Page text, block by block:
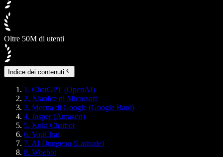
Oltre 50M di utenti
Indice dei contenuti
1. ChatGPT (OpenAI)
2. XiaoIce di Microsoft
3. Meena di Google (Google Bard)
4. Jasper (Amazon)
5. Kuki Chatbot
6. YouChat
7. AI Dungeon (Latitude)
8. Woebot